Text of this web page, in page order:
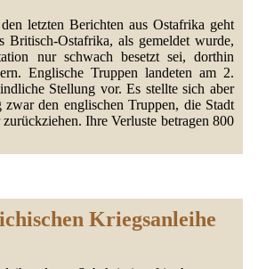
letzten Berichten aus Ostafrika geht
Britisch-Ostafrika, als gemeldet wurde,
nur schwach besetzt sei, dorthin
Englische Truppen landeten am 2.
Stellung vor. Es stellte sich aber
den englischen Truppen, die Stadt
Ihre Verluste betragen 800
Kriegsanleihe